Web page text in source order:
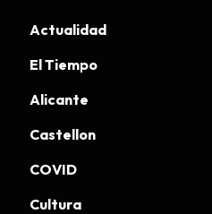
Actualidad
El Tiempo
Alicante
Castellon
COVID
Cultura